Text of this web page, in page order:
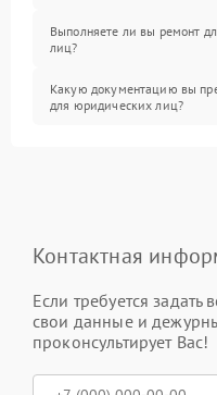
Выполняете ли вы ремонт
лиц?
Какую документацию вы
для юридических лиц?
Контактная
Если требуется задать
свои данные и
проконсультирует Вас!